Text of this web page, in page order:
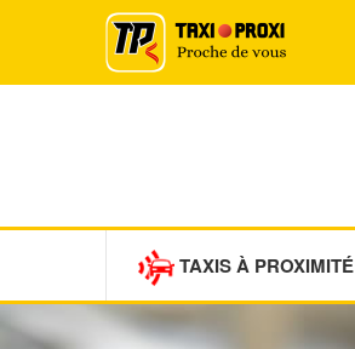
TAXIS À PROXIMITÉ